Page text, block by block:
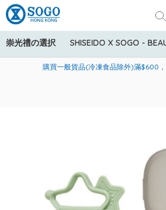
崇光禮の選択 SHISEIDO X SOGO -
美國運通Explorer®信用卡會員購物禮遇
購買一般貨品(冷凍食品除外)滿$600
寄送中國內地服務只適用於指定商品，若